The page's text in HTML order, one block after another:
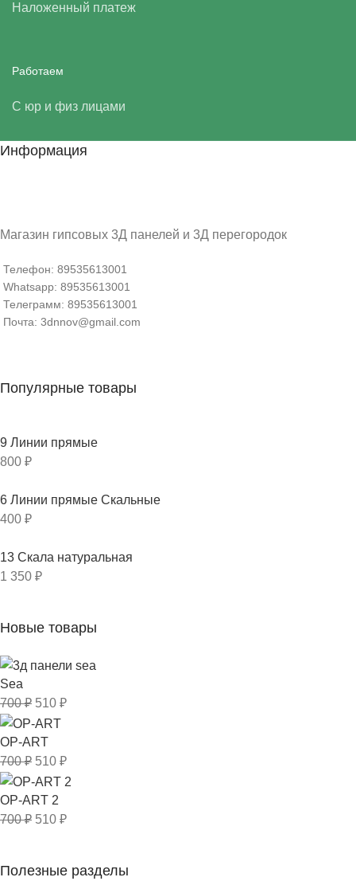
Наложенный платеж
Работаем
С юр и физ лицами
Информация
Магазин гипсовых 3Д панелей и 3Д перегородок
Телефон: 89535613001
Whatsapp: 89535613001
Телеграмм: 89535613001
Почта: 3dnnov@gmail.com
Популярные товары
9 Линии прямые
800 ₽
6 Линии прямые Скальные
400 ₽
13 Скала натуральная
1 350 ₽
Новые товары
Sea
700₽ 510 ₽
OP-ART
700₽ 510 ₽
OP-ART 2
700₽ 510 ₽
Полезные разделы